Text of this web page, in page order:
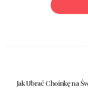
Jak Ubrać Choinkę na